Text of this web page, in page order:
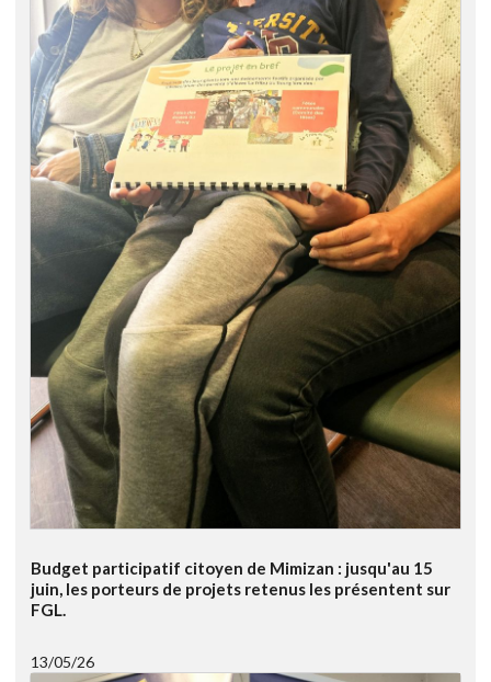
Budget participatif citoyen de Mimizan : jusqu'au 15
juin, les porteurs de projets retenus les présentent sur
FGL.
13/05/26